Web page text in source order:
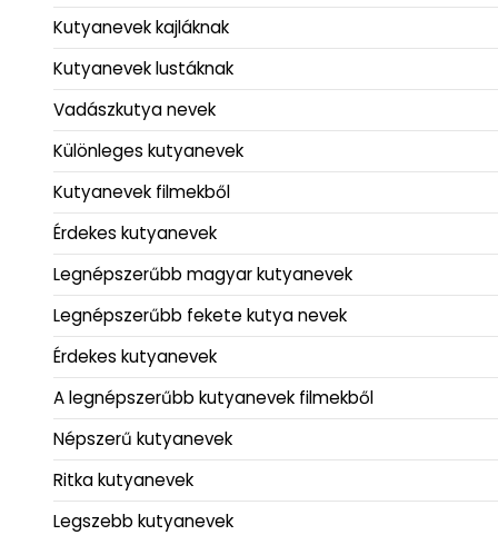
Kutyanevek kajláknak
Kutyanevek lustáknak
Vadászkutya nevek
Különleges kutyanevek
Kutyanevek filmekből
Érdekes kutyanevek
Legnépszerűbb magyar kutyanevek
Legnépszerűbb fekete kutya nevek
Érdekes kutyanevek
A legnépszerűbb kutyanevek filmekből
Népszerű kutyanevek
Ritka kutyanevek
Legszebb kutyanevek